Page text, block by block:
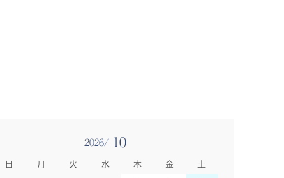
2026/ 10
日 月 火 水 木 金 土